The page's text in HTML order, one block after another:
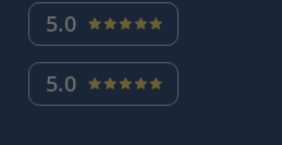
5.0
5.0